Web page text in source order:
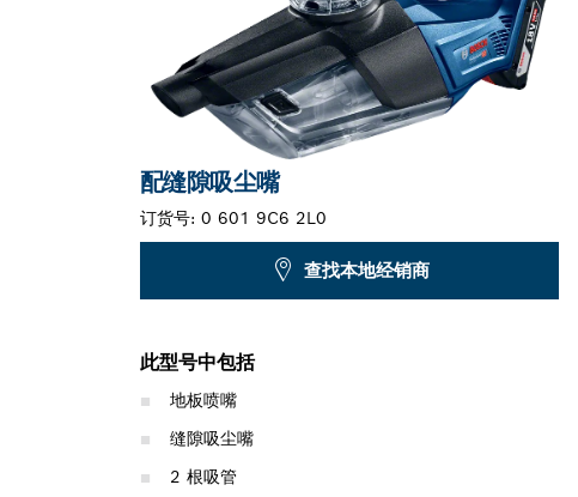
配缝隙吸尘嘴
订货号: 0 601 9C6 2L0
查找本地经销商
此型号中包括
地板喷嘴
缝隙吸尘嘴
2 根吸管